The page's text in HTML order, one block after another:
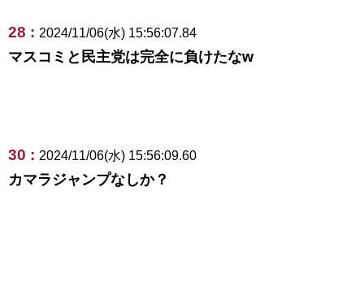
28 : 2024/11/06(水) 15:56:07.84
マスコミと民主党は完全に負けたなw
30 : 2024/11/06(水) 15:56:09.60
カマラジャンプなしか？